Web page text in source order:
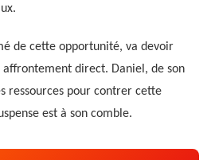
de cette opportunité, va devoir
affrontement direct. Daniel, de son
ressources pour contrer cette
est à son comble.